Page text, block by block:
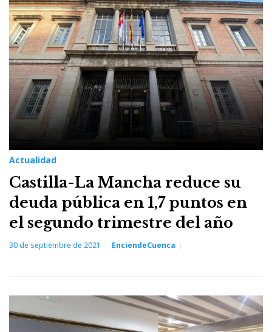
Actualidad
Castilla-La Mancha reduce su
deuda pública en 1,7 puntos en
el segundo trimestre del año
30 de septiembre de 2021 EnciendeCuenca